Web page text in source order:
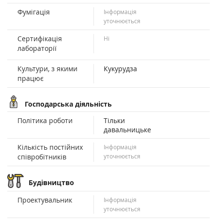
Фумігація
Інформація
уточнюється
Сертифікація
лабораторії
Ні
Культури, з якими
працює
Кукурудза
Господарська діяльність
Політика роботи
Тільки
давальницьке
Кількість постійних
співробітників
Інформація
уточнюється
Будівництво
Проектувальник
Інформація
уточнюється